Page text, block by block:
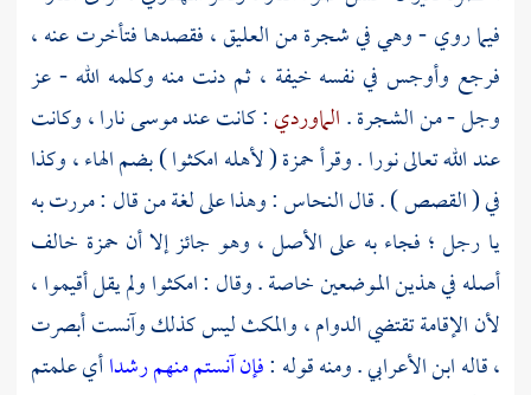
فيما روي - وهي في شجرة من العليق ، فقصدها فتأخرت عنه ،
فرجع وأوجس في نفسه خيفة ، ثم دنت منه وكلمه الله - عز
وجل - من الشجرة .الماوردي: كانت عندموسىنارا ، وكانت
عند الله تعالى نورا . وقرأحمزة( لأهله امكثوا ) بضم الهاء ، وكذا
في ( القصص ) . قالالنحاس: وهذا على لغة من قال : مررت به
يا رجل ؛ فجاء به على الأصل ، وهو جائز إلا أن حمزة خالف
أصله في هذين الموضعين خاصة . وقال : امكثوا ولم يقل أقيموا ،
لأن الإقامة تقتضي الدوام ، والمكث ليس كذلك وآنست أبصرت
، قالهابن الأعرابي. ومنه قوله :فإن آنستم منهم رشداأي علمتم